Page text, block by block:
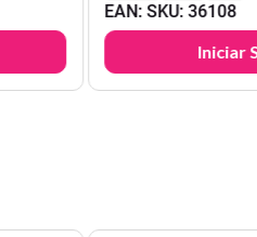
EAN: SKU:36108
Iniciar